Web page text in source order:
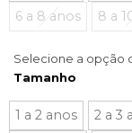
6 a 8 anos
8 a
Selecione a opção
Tamanho
1 a 2 anos 2 a 3